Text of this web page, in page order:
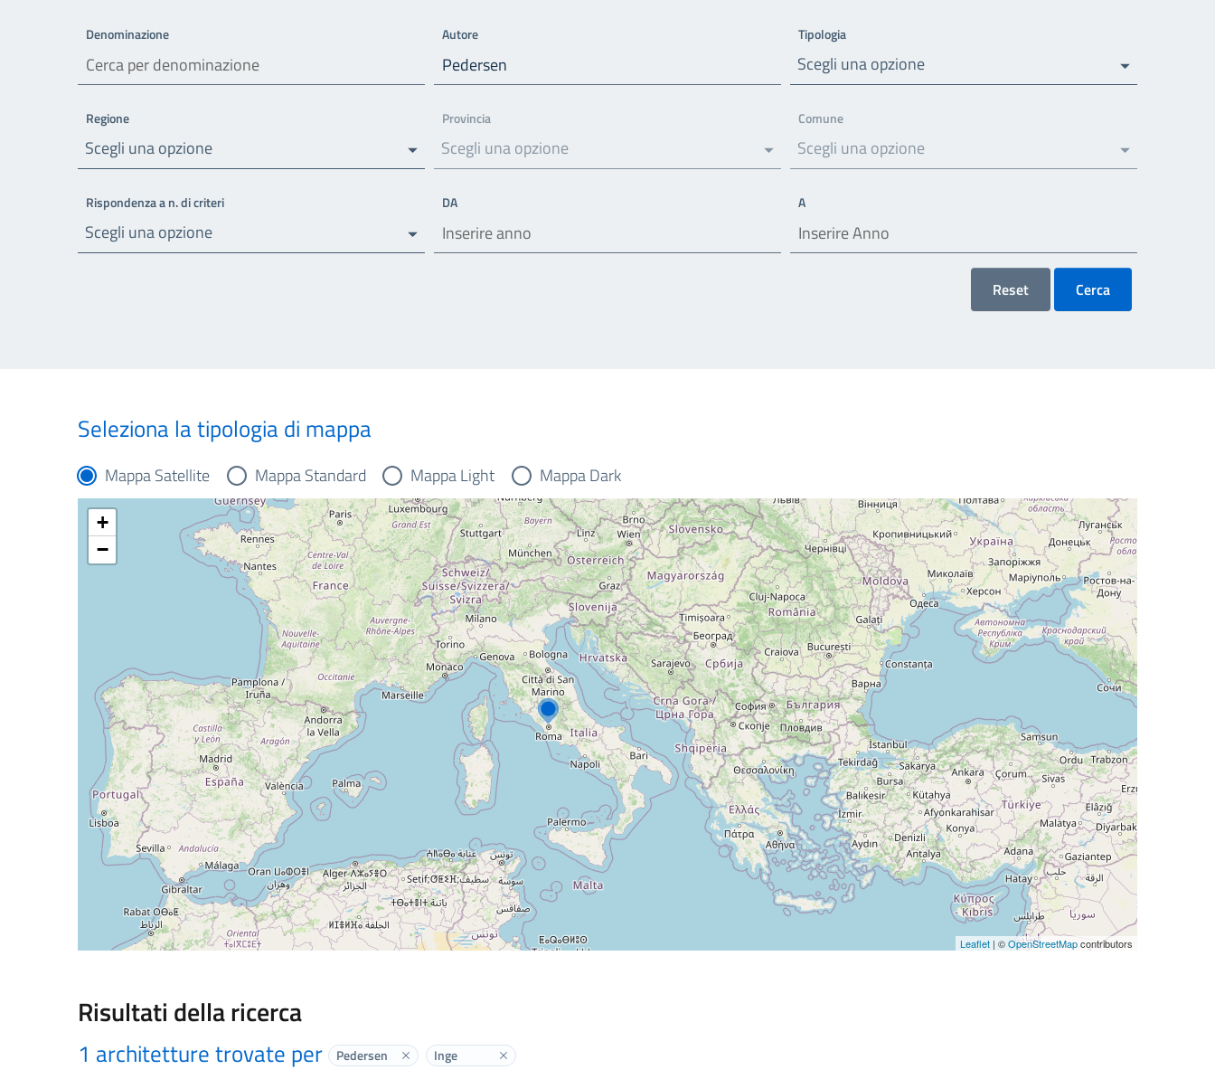
Denominazione Autore Tipologia
Scegli una opzione
Regione
Scegli una opzione
Provincia
Scegli una opzione
Comune
Scegli una opzione
Rispondenza a n. di criteri
Scegli una opzione
DA A
Reset Cerca
Seleziona la tipologia di mappa
Mappa Satellite Mappa Standard Mappa Light Mappa Dark
+
−
Leaflet | ©OpenStreetMapcontributors
Risultati della ricerca
1 architetture trovate per Pedersen Elimina label
Inge Elimina label